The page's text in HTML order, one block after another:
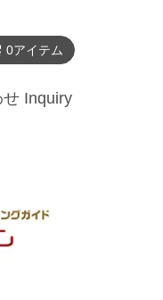
0アイテム
Inquiry